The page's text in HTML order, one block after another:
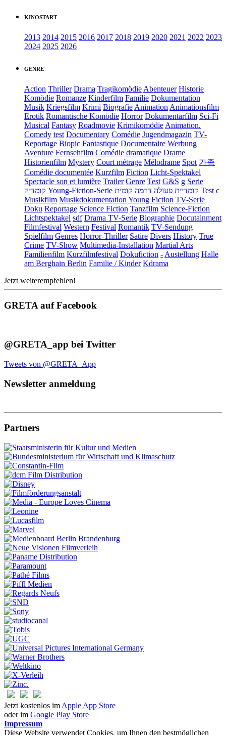
KINOSTART
2013 2014 2015 2016 2017 2018 2019 2020 2021 2022 2023
2024 2025 2026
GENRE
Action Thriller Drama Tragikomödie Abenteuer Historie
Komödie Romanze Kinderfilm Familie Dokumentation
Musik Kriegsfilm Krimi Biografie Animation Animationsfilm
Erotik Romantische Komödie Horror Dokumentarfilm Sci-Fi
Musical Fantasy Roadmovie Krimikomödie Animation.
Comedy test Documentary Comédie Jugendmagazin TV-
Reportage Biopic Fantastique Documentaire Werbung
Aventure Fernsehfilm Comédie dramatique Drame
Historienfilm Mystery Court métrage Mélodrame Spot 가족
Comédie documentée Kurzfilm Fiction Licht-Spektakel
Spectacle son et lumière Trailer Genre Test G&S g Serie
קומדיה Young-Fiction-Serie קומדיית פעולה דרמה קומית
Test c
Musikfilm Musikdokumentation Young Fiction TV-Serie
Doku Reportage Science Fiction Tanzfilm Science-Fiction
Lichtspektakel sdf Drama TV-Serie Biographie Docutainment
Filmfestival Western Festival Romantik TV-Sendung
Spielfilm Genres Horror-Thriller Satire Divers History True
Crime TV-Show Multimedia-Installation Martial Arts
Familienfilm Kurzfilmfestival Dokufiction - Austellung Halle
am Berghain Berlin Familie / Kinder Kdrama
Jetzt weiterempfehlen!
GRETA auf Facebook
@GRETA_app bei Twitter
Tweets von @GRETA_App
Newsletter anmeldung
Partners
Jetzt kostenlos im Apple App Store
oder im Google Play Store
Impressum
Diese Website verwendet Cookies, um Ihnen den bestmöglichen